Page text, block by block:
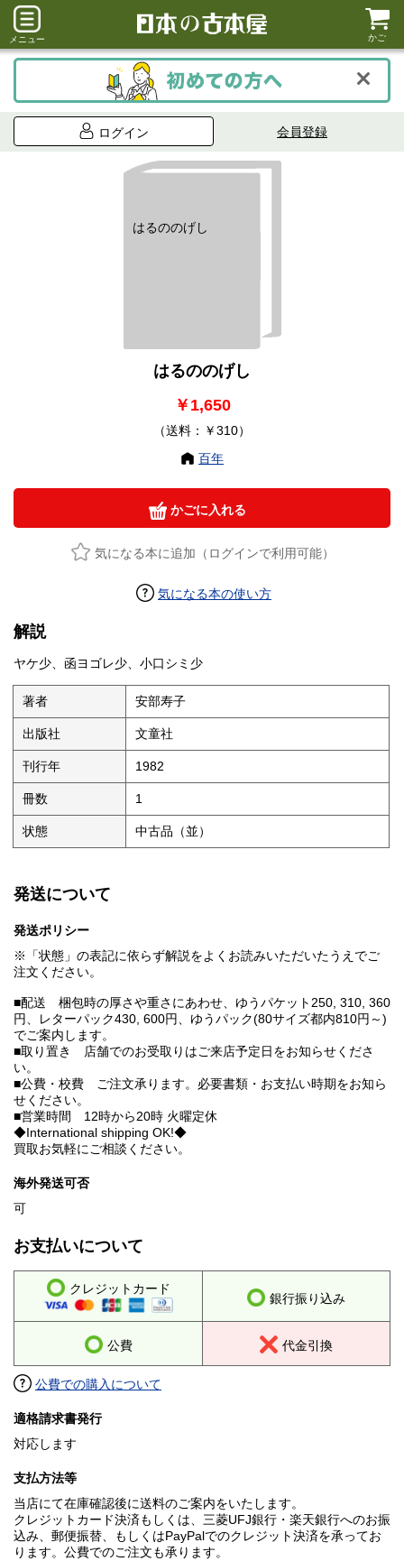
メニュー かご
ログイン 会員登録
はるののげし
はるののげし
￥1,650
（送料：￥310）
百年
かごに入れる
気になる本に追加（ログインで利用可能）
気になる本の使い方
解説
ヤケ少、函ヨゴレ少、小口シミ少
著者 安部寿子
出版社 文童社
刊行年 1982
冊数 1
状態 中古品（並）
発送について
発送ポリシー
※「状態」の表記に依らず解説をよくお読みいただいたうえでご
注文ください。
■配送 梱包時の厚さや重さにあわせ、ゆうパケット250, 310, 360
円、レターパック430, 600円、ゆうパック(80サイズ都内810円～)
でご案内します。
■取り置き 店舗でのお受取りはご来店予定日をお知らせくださ
い。
■公費・校費 ご注文承ります。必要書類・お支払い時期をお知ら
せください。
■営業時間 12時から20時 火曜定休
◆International shipping OK!◆
買取お気軽にご相談ください。
海外発送可否
可
お支払いについて
クレジットカード
銀行振り込み
公費 代金引換
公費での購入について
適格請求書発行
対応します
支払方法等
当店にて在庫確認後に送料のご案内をいたします。
クレジットカード決済もしくは、三菱UFJ銀行・楽天銀行へのお振
込み、郵便振替、もしくはPayPalでのクレジット決済を承ってお
ります。公費でのご注文も承ります。